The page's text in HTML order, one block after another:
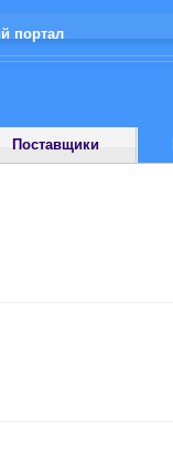
портал
Поставщики